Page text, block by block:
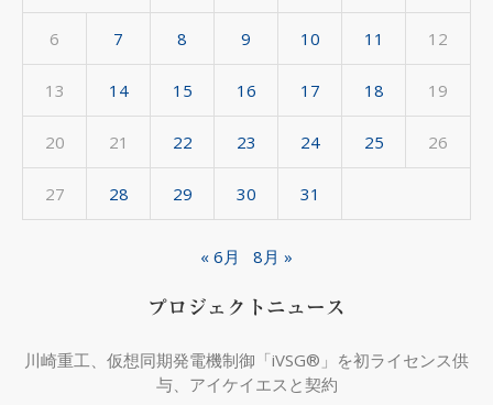
6 7 8 9 10 11 12
13 14 15 16 17 18 19
20 21 22 23 24 25 26
27 28 29 30 31
« 6月 8月 »
プロジェクトニュース
川崎重工、仮想同期発電機制御「iVSG®」を初ライセンス供
与、アイケイエスと契約